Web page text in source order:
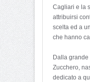
Cagliari e la
attribuirsi
scelta ed a
che hanno
Dalla
Zucchero,
dedicato a